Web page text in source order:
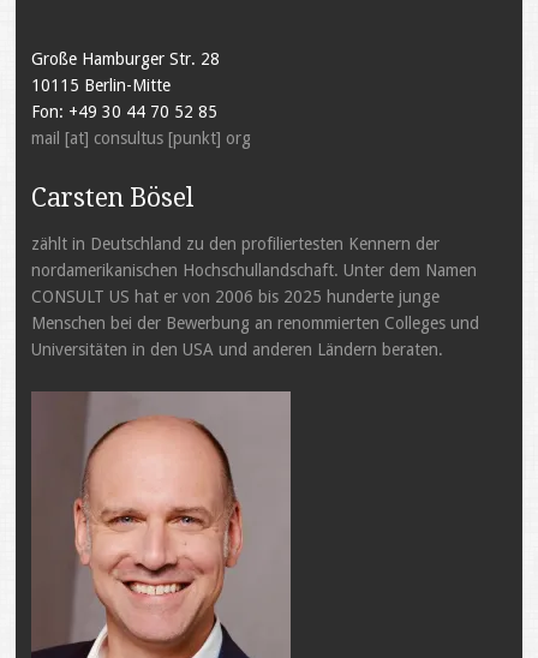
Große Hamburger Str. 28
10115 Berlin-Mitte
Fon: +49 30 44 70 52 85
mail [at] consultus [punkt] org
Carsten Bösel
zählt in Deutschland zu den profiliertesten Kennern der
nordamerikanischen Hochschullandschaft. Unter dem Namen
CONSULT US hat er von 2006 bis 2025 hunderte junge
Menschen bei der Bewerbung an renommierten Colleges und
Universitäten in den USA und anderen Ländern beraten.